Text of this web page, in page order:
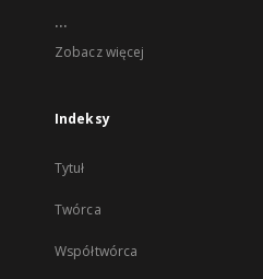
...
Zobacz więcej
Indeksy
Tytuł
Twórca
Współtwórca